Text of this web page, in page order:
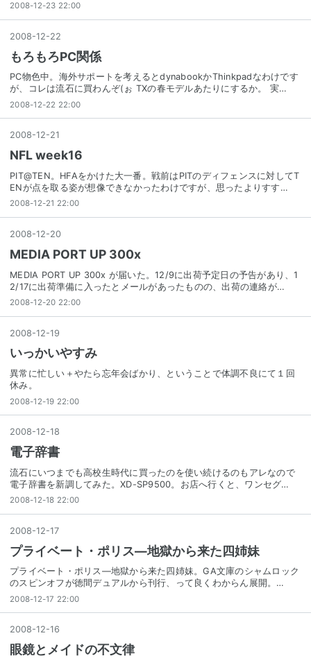
2008-12-23 22:00
2008-12-22
もろもろPC関係
PC物色中。海外サポートを考えるとdynabookかThinkpadなわけです
が、コレは流石に買わんぞ(ぉ TXの春モデルあたりにするか。 実…
2008-12-22 22:00
2008-12-21
NFL week16
PIT@TEN。HFAをかけた大一番。戦前はPITのディフェンスに対してT
ENが点を取る姿が想像できなかったわけですが、思ったよりすす…
2008-12-21 22:00
2008-12-20
MEDIA PORT UP 300x
MEDIA PORT UP 300x が届いた。12/9に出荷予定日の予告があり、1
2/17に出荷準備に入ったとメールがあったものの、出荷の連絡が…
2008-12-20 22:00
2008-12-19
いっかいやすみ
異常に忙しい＋やたら忘年会ばかり、ということで体調不良にて１回
休み。
2008-12-19 22:00
2008-12-18
電子辞書
流石にいつまでも高校生時代に買ったのを使い続けるのもアレなので
電子辞書を新調してみた。XD-SP9500。お店へ行くと、ワンセグ…
2008-12-18 22:00
2008-12-17
プライベート・ポリス―地獄から来た四姉妹
プライベート・ポリス―地獄から来た四姉妹。GA文庫のシャムロック
のスピンオフが徳間デュアルから刊行、って良くわからん展開。…
2008-12-17 22:00
2008-12-16
眼鏡とメイドの不文律